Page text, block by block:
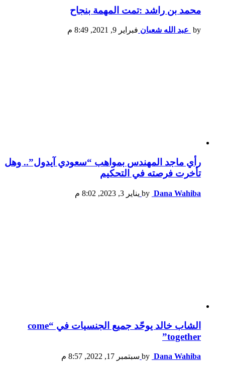
محمد بن راشد :تمت المهمة بنجاح
by عبد الله شعبان فبراير 9, 2021, 8:49 م
رأي ماجد المهندس بمواهب “سعودي آيدول”.. وهل
تأخرت فرصته في التحكيم
by Dana Wahiba يناير 3, 2023, 8:02 م
الشاب خالد يوحّد جميع الجنسيات في “come
together”
by Dana Wahiba سبتمبر 17, 2022, 8:57 م